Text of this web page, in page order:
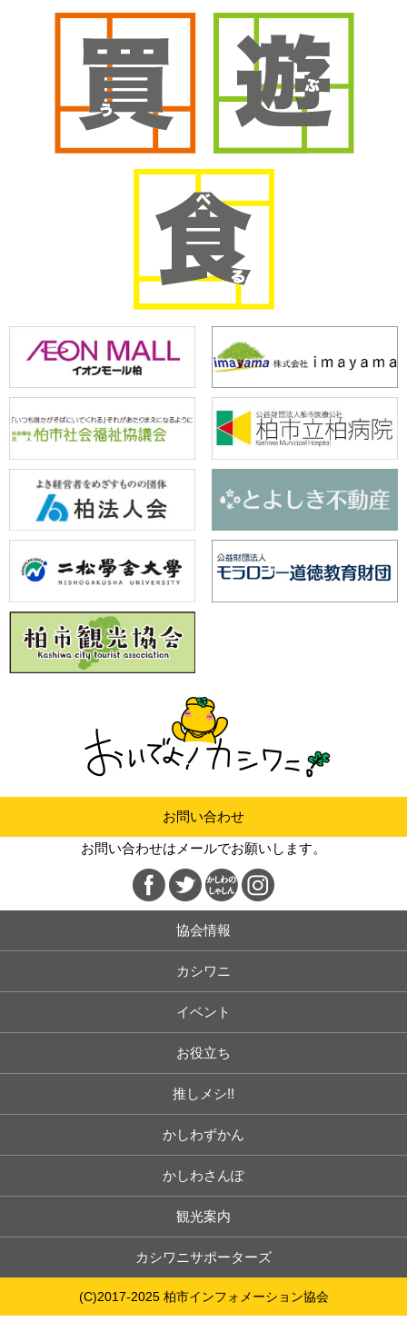
お問い合わせ
お問い合わせはメールでお願いします。
協会情報
カシワニ
イベント
お役立ち
推しメシ!!
かしわずかん
かしわさんぽ
観光案内
カシワニサポーターズ
(C)2017-2025 柏市インフォメーション協会